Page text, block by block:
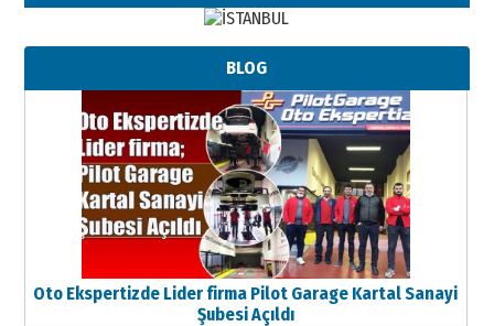
BLOG
Oto Ekspertizde Lider firma Pilot Garage Kartal Sanayi
Şubesi Açıldı